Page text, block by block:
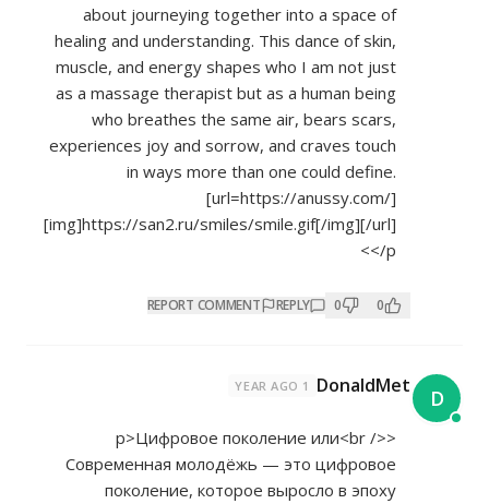
about journeying together into a space of
healing and understanding. This dance of skin,
muscle, and energy shapes who I am not just
as a massage therapist but as a human being
who breathes the same air, bears scars,
experiences joy and sorrow, and craves touch
in ways more than one could define.
[url=https://anussy.com/]
[img]https://san2.ru/smiles/smile.gif[/img][/url]
</p>
0
0
REPLY
REPORT COMMENT
D
DonaldMet
1 YEAR AGO
<p>Цифровое поколение или<br />
Современная молодёжь — это цифровое
поколение, которое выросло в эпоху